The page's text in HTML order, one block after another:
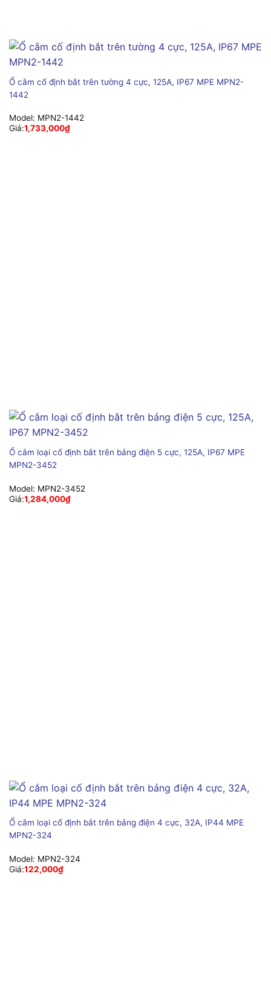
Ổ cắm cố định bắt trên tường 4 cực, 125A, IP67 MPE MPN2-
1442
Model: MPN2-1442
Giá:1,733,000₫
Ổ cắm loại cố định bắt trên bảng điện 5 cực, 125A, IP67 MPE
MPN2-3452
Model: MPN2-3452
Giá:1,284,000₫
Ổ cắm loại cố định bắt trên bảng điện 4 cực, 32A, IP44 MPE
MPN2-324
Model: MPN2-324
Giá:122,000₫